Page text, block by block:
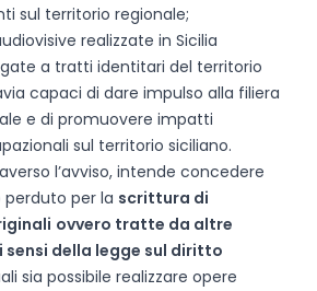
sul territorio regionale;
realizzate in Sicilia
a tratti identitari del territorio
capaci di dare impulso alla filiera
e di promuovere impatti
sul territorio siciliano.
l’avviso, intende concedere
per la scrittura di
ovvero tratte da altre
della legge sul diritto
sia possibile realizzare opere